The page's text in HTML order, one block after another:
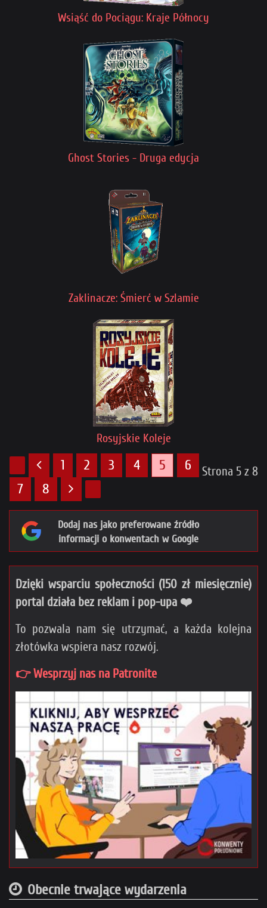
Wsiąść do Pociągu: Kraje Północy
Ghost Stories - Druga edycja
Zaklinacze: Śmierć w Szlamie
Rosyjskie Koleje
Strona 5 z 8
1 2 3 4 5
6
7
8
Dodaj nas jako preferowane źródło
informacji o konwentach w Google
Dzięki wsparciu społeczności (150 zł miesięcznie)
portal działa bez reklam i pop-upa ❤️
To pozwala nam się utrzymać, a każda kolejna
złotówka wspiera nasz rozwój.
👉 Wesprzyj nas na Patronite
Obecnie trwające wydarzenia